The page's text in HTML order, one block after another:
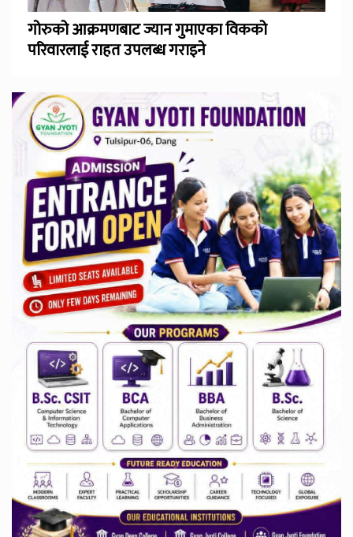
गोरुको आक्रमणबाट ज्यान गुमाएका विकको
परिवारलाई राहत उपलब्ध गराइने